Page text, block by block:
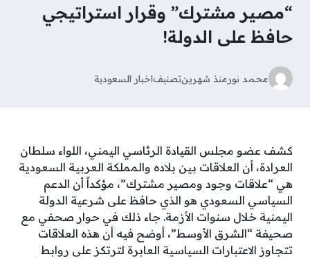
“مصير مشترك” وقرار استراتيجي
حافظ على الدولة!
محمد نورمنذ شهرينتصنيفاخبار السعودية
كشف عضو مجلس القيادة الرئاسي اليمني، اللواء سلطان
العرادة، أن العلاقات بين بلاده والمملكة العربية السعودية
هي “علاقات وجود ومصير مشترك”، مؤكداً أن الدعم
السياسي السعودي هو الذي حافظ على شرعية الدولة
اليمنية خلال سنوات الأزمة. جاء ذلك في حوار صحفي مع
صحيفة “الشرق الأوسط”، أوضح فيه أن هذه العلاقات
تتجاوز الاعتبارات السياسية العابرة لترتكز على روابط